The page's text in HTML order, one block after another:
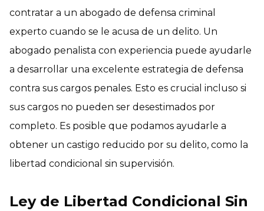
contratar a un abogado de defensa criminal
experto cuando se le acusa de un delito. Un
abogado penalista con experiencia puede ayudarle
a desarrollar una excelente estrategia de defensa
contra sus cargos penales. Esto es crucial incluso si
sus cargos no pueden ser desestimados por
completo. Es posible que podamos ayudarle a
obtener un castigo reducido por su delito, como la
libertad condicional sin supervisión.
Ley de Libertad Condicional Sin